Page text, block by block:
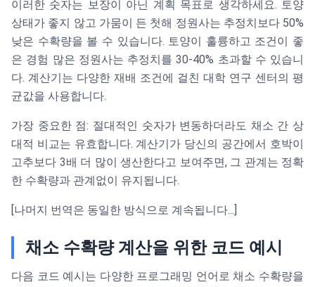
이러한 숫자는 보장이 아닌 계획 목표로 생각하세요. 토양
상태가 좋지 않고 가뭄이 든 첫해 정원사는 추정치보다 50%
낮은 수확량을 볼 수 있습니다. 토양이 훌륭하고 조건이 좋
은 경험 많은 정원사는 추정치를 30-40% 초과할 수 있습니
다. 계산기는 다양한 재배 조건에 걸친 대학 연구 센터의 평
균값을 사용합니다.
가장 중요한 점: 절대적인 숫자가 변동하더라도 채소 간 상
대적 비교는 유효합니다. 계산기가 당신의 공간에서 호박이
고추보다 3배 더 많이 생산한다고 보여주면, 그 관계는 정확
한 수확량과 관계없이 유지됩니다.
[나머지 번역은 동일한 방식으로 계속됩니다...]
채소 수확량 계산을 위한 코드 예시
다음 코드 예시는 다양한 프로그래밍 언어로 채소 수확량을